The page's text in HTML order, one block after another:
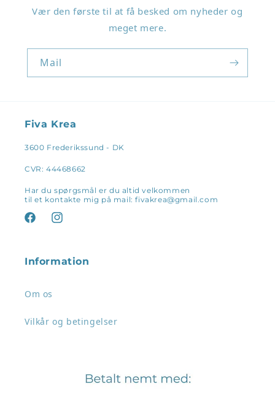
Vær den første til at få besked om nyheder og
meget mere.
Mail
Fiva Krea
3600 Frederikssund - DK
CVR: 44468662
Har du spørgsmål er du altid velkommen
til et kontakte mig på mail: fivakrea@gmail.com
FacebookInstagram
Information
Om os
Vilkår og betingelser
Log ind på din konto for at tilføje produkter til
din ønskeliste og se dine tidligere gemte varer.
Log ind